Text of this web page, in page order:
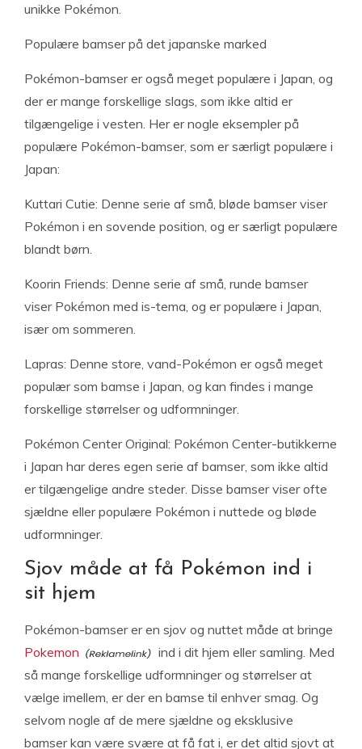
unikke Pokémon.
Populære bamser på det japanske marked
Pokémon-bamser er også meget populære i Japan, og
der er mange forskellige slags, som ikke altid er
tilgængelige i vesten. Her er nogle eksempler på
populære Pokémon-bamser, som er særligt populære i
Japan:
Kuttari Cutie: Denne serie af små, bløde bamser viser
Pokémon i en sovende position, og er særligt populære
blandt børn.
Koorin Friends: Denne serie af små, runde bamser
viser Pokémon med is-tema, og er populære i Japan,
især om sommeren.
Lapras: Denne store, vand-Pokémon er også meget
populær som bamse i Japan, og kan findes i mange
forskellige størrelser og udformninger.
Pokémon Center Original: Pokémon Center-butikkerne
i Japan har deres egen serie af bamser, som ikke altid
er tilgængelige andre steder. Disse bamser viser ofte
sjældne eller populære Pokémon i nuttede og bløde
udformninger.
Sjov måde at få Pokémon ind i
sit hjem
Pokémon-bamser er en sjov og nuttet måde at bringe
Pokemon
ind i dit hjem eller samling. Med
så mange forskellige udformninger og størrelser at
vælge imellem, er der en bamse til enhver smag. Og
selvom nogle af de mere sjældne og eksklusive
bamser kan være svære at få fat i, er det altid sjovt at